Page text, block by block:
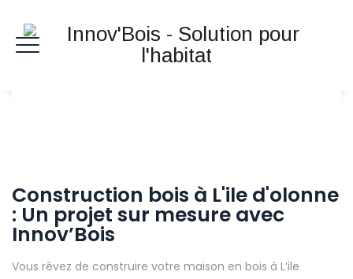
Construction bois à L'ile d'olonne
: Un projet sur mesure avec
Innov’Bois
Vous rêvez de construire votre maison en bois à L’ile